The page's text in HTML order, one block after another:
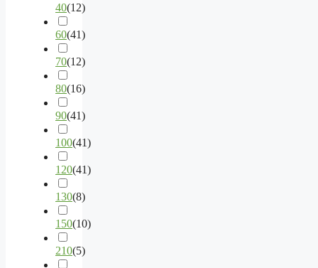
40(12)
60(41)
70(12)
80(16)
90(41)
100(41)
120(41)
130(8)
150(10)
210(5)